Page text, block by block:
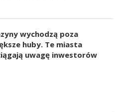
wychodzą poza
huby. Te miasta
uwagę inwestorów